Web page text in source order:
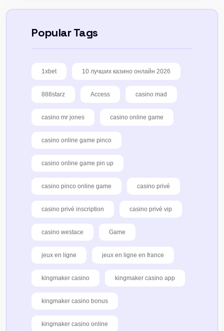
Popular Tags
1xbet 10 лучших казино онлайн 2026
888starz Access casino mad
casino mr jones casino online game
casino online game pinco
casino online game pin up
casino pinco online game casino privé
casino privé inscription casino privé vip
casino westace Game
jeux en ligne jeux en ligne en france
kingmaker casino kingmaker casino app
kingmaker casino bonus
kingmaker casino online